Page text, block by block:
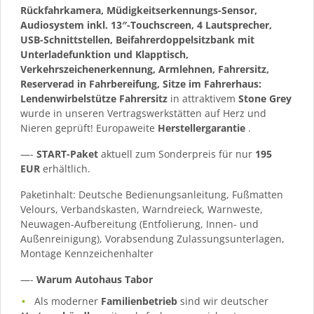
Rückfahrkamera, Müdigkeitserkennungs-Sensor,
Audiosystem inkl. 13″-Touchscreen, 4 Lautsprecher,
USB-Schnittstellen, Beifahrerdoppelsitzbank mit
Unterladefunktion und Klapptisch,
Verkehrszeichenerkennung, Armlehnen, Fahrersitz,
Reserverad in Fahrbereifung, Sitze im Fahrerhaus:
Lendenwirbelstütze Fahrersitz in attraktivem Stone Grey
wurde in unseren Vertragswerkstätten auf Herz und
Nieren geprüft! Europaweite Herstellergarantie .
—- START-Paket aktuell zum Sonderpreis für nur 195
EUR erhältlich.
Paketinhalt: Deutsche Bedienungsanleitung, Fußmatten
Velours, Verbandskasten, Warndreieck, Warnweste,
Neuwagen-Aufbereitung (Entfolierung, Innen- und
Außenreinigung), Vorabsendung Zulassungsunterlagen,
Montage Kennzeichenhalter
—- Warum Autohaus Tabor
Als moderner Familienbetrieb sind wir deutscher